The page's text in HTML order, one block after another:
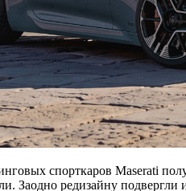
спорткаров Maserati
Заодно редизайну